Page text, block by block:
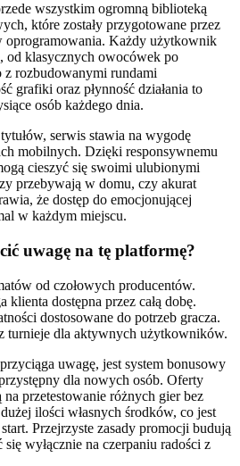
wszystkim ogromną biblioteką
które zostały przygotowane przez
oprogramowania. Każdy użytkownik
od klasycznych owocówek po
z rozbudowanymi rundami
grafiki oraz płynność działania to
osób każdego dnia.
serwis stawia na wygodę
mobilnych. Dzięki responsywnemu
cieszyć się swoimi ulubionymi
przebywają w domu, czy akurat
że dostęp do emocjonującej
w każdym miejscu.
uwagę na tę platformę?
od czołowych producentów.
klienta dostępna przez całą dobę.
dostosowane do potrzeb gracza.
turnieje dla aktywnych użytkowników.
uwagę, jest system bonusowy
dla nowych osób. Oferty
przetestowanie różnych gier bez
ilości własnych środków, co jest
Przejrzyste zasady promocji budują
wyłącznie na czerpaniu radości z